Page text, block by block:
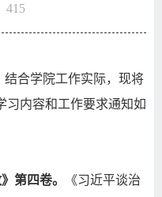
415
合学院工作实际，现将
习内容和工作要求通知如
第四卷。
《习近平谈治